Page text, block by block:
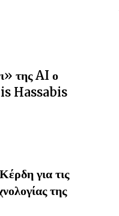
της AI ο
Hassabis
για τις
της